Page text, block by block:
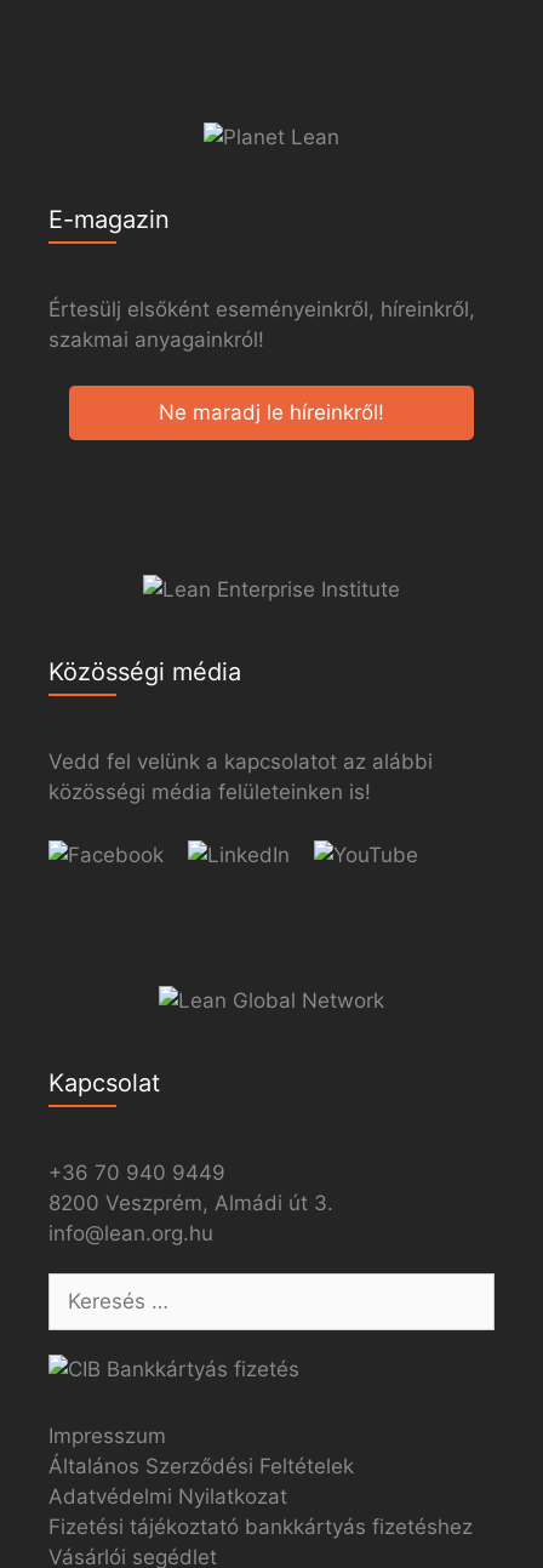
E-magazin
Értesülj elsőként eseményeinkről, híreinkről,
szakmai anyagainkról!
Ne maradj le híreinkről!
Közösségi média
Vedd fel velünk a kapcsolatot az alábbi
közösségi média felületeinken is!
Kapcsolat
+36 70 940 9449
8200 Veszprém, Almádi út 3.
info@lean.org.hu
Impresszum
Általános Szerződési Feltételek
Adatvédelmi Nyilatkozat
Fizetési tájékoztató bankkártyás fizetéshez
Vásárlói segédlet